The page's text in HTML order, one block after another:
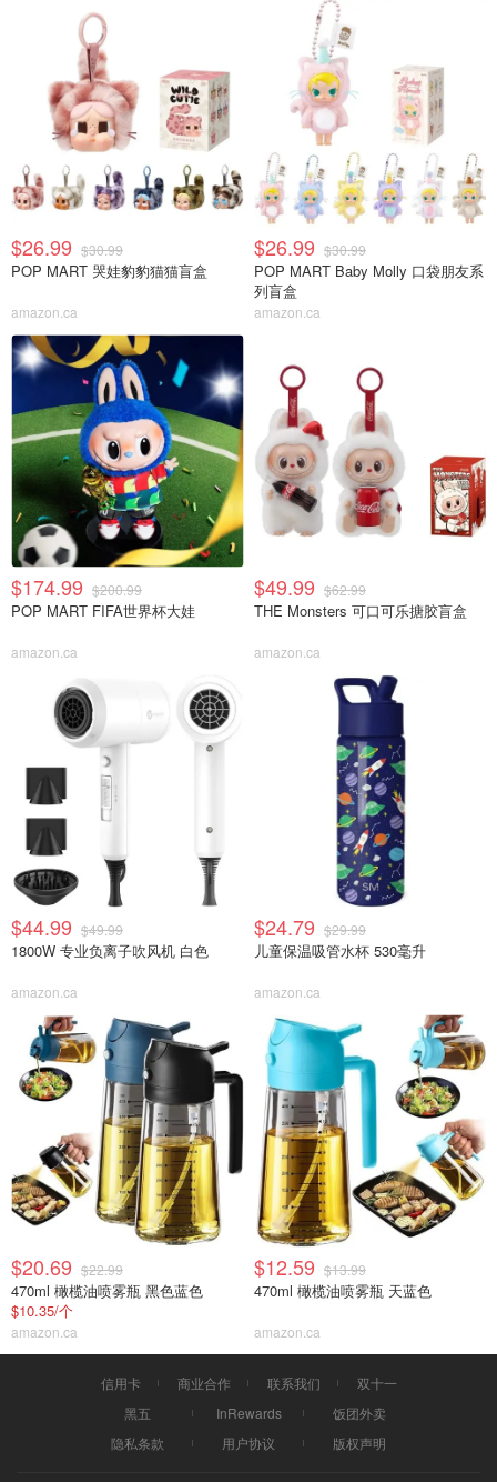
$26.99 $30.99
POP MART 哭娃豹豹猫猫盲盒
amazon.ca
$26.99 $30.99
POP MART Baby Molly 口袋朋友系
列盲盒
amazon.ca
$174.99 $200.99
POP MART FIFA世界杯大娃
amazon.ca
$49.99 $62.99
THE Monsters 可口可乐搪胶盲盒
amazon.ca
$44.99 $49.99
1800W 专业负离子吹风机 白色
amazon.ca
$24.79 $29.99
儿童保温吸管水杯 530毫升
amazon.ca
$20.69 $22.99
470ml 橄榄油喷雾瓶 黑色蓝色
$10.35/个
amazon.ca
$12.59 $13.99
470ml 橄榄油喷雾瓶 天蓝色
amazon.ca
信用卡 商业合作 联系我们
双十一
黑五
InRewards
饭团外卖
隐私条款
用户协议 版权声明